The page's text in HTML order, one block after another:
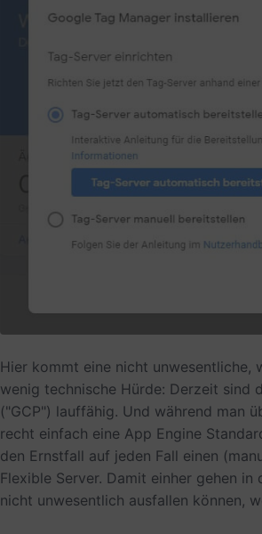
Hier kommt eine nicht unwesentliche,
wenig technische Hürde: Derzeit sind
("GCP") lauffähig. Und während man
recht einfach eine App Engine
den Ernstfall auf jeden Fall einen
Flexible Server. Damit einher gehen
nicht unwesentlich ausfallen können,